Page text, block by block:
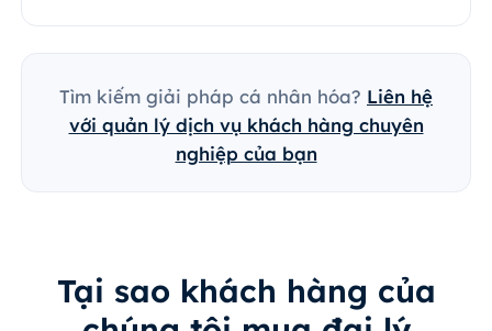
Tìm kiếm giải pháp cá nhân hóa? Liên hệ
với quản lý dịch vụ khách hàng chuyên
nghiệp của bạn
Tại sao khách hàng của